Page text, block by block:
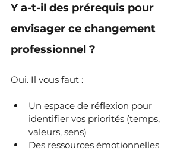
Y a-t-il des prérequis pour
envisager ce changement
professionnel ?
Oui. Il vous faut :
Un espace de réflexion pour
identifier vos priorités (temps,
valeurs, sens)
Des ressources émotionnelles